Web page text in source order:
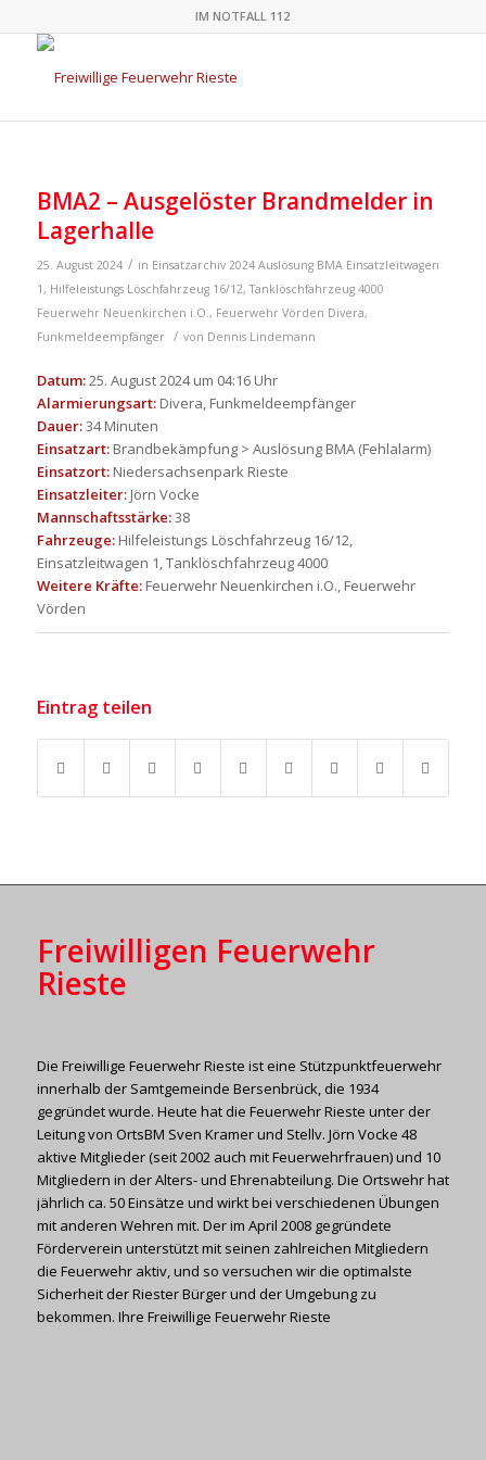
IM NOTFALL 112
BMA2 – Ausgelöster Brandmelder in
Lagerhalle
25. August 2024 / in Einsatzarchiv 2024 Auslösung BMA Einsatzleitwagen
1, Hilfeleistungs Löschfahrzeug 16/12,Tanklöschfahrzeug 4000
Feuerwehr Neuenkirchen i.O., Feuerwehr Vörden Divera,
Funkmeldeempfänger
/ von Dennis Lindemann
Datum:25. August 2024 um 04:16 Uhr
Alarmierungsart:Divera, Funkmeldeempfänger
Dauer:34 Minuten
Einsatzart:Brandbekämpfung > Auslösung BMA (Fehlalarm)
Einsatzort:Niedersachsenpark Rieste
Einsatzleiter:Jörn Vocke
Mannschaftsstärke:38
Fahrzeuge:Hilfeleistungs Löschfahrzeug 16/12,
Einsatzleitwagen 1, Tanklöschfahrzeug 4000
Weitere Kräfte:Feuerwehr Neuenkirchen i.O., Feuerwehr
Vörden
Eintrag teilen
Freiwilligen Feuerwehr
Rieste
Die Freiwillige Feuerwehr Rieste ist eine Stützpunktfeuerwehr
innerhalb der Samtgemeinde Bersenbrück, die 1934
gegründet wurde. Heute hat die Feuerwehr Rieste unter der
Leitung von OrtsBM Sven Kramer und Stellv. Jörn Vocke 48
aktive Mitglieder (seit 2002 auch mit Feuerwehrfrauen) und 10
Mitgliedern in der Alters- und Ehrenabteilung. Die Ortswehr hat
jährlich ca. 50 Einsätze und wirkt bei verschiedenen Übungen
mit anderen Wehren mit. Der im April 2008 gegründete
Förderverein unterstützt mit seinen zahlreichen Mitgliedern
die Feuerwehr aktiv, und so versuchen wir die optimalste
Sicherheit der Riester Bürger und der Umgebung zu
bekommen. Ihre Freiwillige Feuerwehr Rieste